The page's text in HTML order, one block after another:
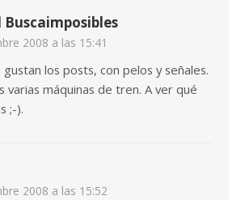
Buscaimposibles
2008 a las 15:41
los posts, con pelos y señales.
varias máquinas de tren. A ver qué
;-).
2008 a las 15:52